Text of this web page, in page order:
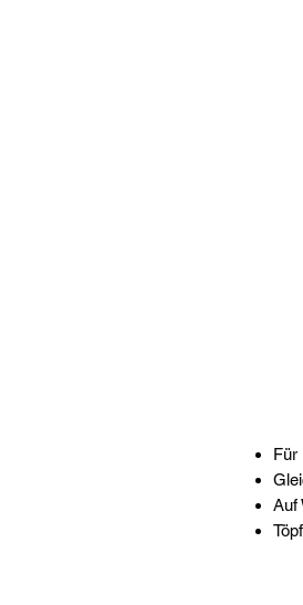
Für
Auf